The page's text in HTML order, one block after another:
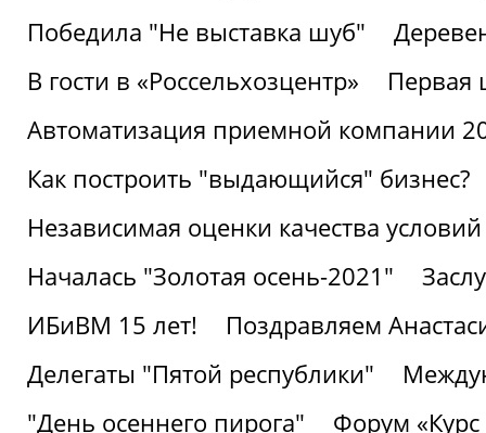
Победила "Не выставка шуб"
В гости в «Россельхозцентр»
Первая
Автоматизация приемной компании
Как построить "выдающийся" бизнес?
Независимая оценки качества
Началась "Золотая осень-2021"
ИБиВМ 15 лет!
Поздравляем
Делегаты "Пятой республики"
"День осеннего пирога"
Форум «Курс